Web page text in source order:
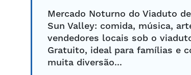
Mercado Noturno do Viaduto de
Sun Valley: comida, música,
vendedores locais sob o
Gratuito, ideal para famílias e
muita diversão...